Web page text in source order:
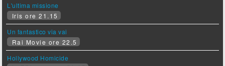
L'ultima missione
Iris ore 21.15
Un fantastico via vai
Rai Movie ore 22.5
Hollywood Homicide